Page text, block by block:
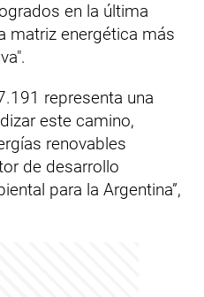
en la última
matriz energética más
representa una
este camino,
renovables
de desarrollo
para la Argentina”,